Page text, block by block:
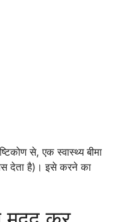
से, एक स्वास्थ्य बीमा
देता है)। इसे करने का